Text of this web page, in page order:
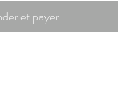
et payer